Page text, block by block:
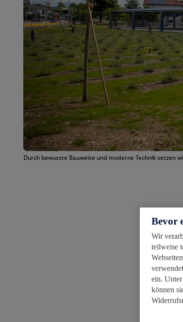
Durch bewusste Bauweise und moderne Technik setzen
Bevor
Wir
teilweise
ein.
können